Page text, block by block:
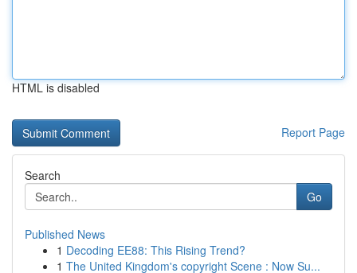
HTML is disabled
Report Page
Search
Go
Published News
1 Decoding EE88: This Rising Trend?
1 The United Kingdom's copyright Scene : Now Su...